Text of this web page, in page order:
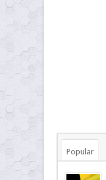
Popular